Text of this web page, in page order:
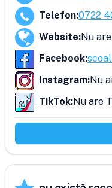
Telefon:0722
Website:Nu
Facebook:
Instagram:Nu
TikTok:Nu are